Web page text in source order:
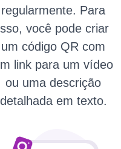
regularmente. Para
você pode criar
um código QR com
link para um vídeo
ou uma descrição
detalhada em texto.